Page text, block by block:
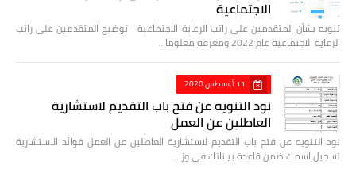
الاجتماعية
تنويه بشأن المتقدمين على راتب الرعاية الاجتماعية توضيح المتقدمين على راتب
الرعاية الاجتماعية عام 2022 ومعرفة معلوما…
11 أغسطس 2020
نود التنويه عن فتح باب التقديم لاستشارية
العاطلين عن العمل
نود التنويه عن فتح باب التقديم لاستشارية العاطلين عن العمل فوائد الاستشارية
تسجيل اسمك ضمن قاعدة بياناتك في وزا…